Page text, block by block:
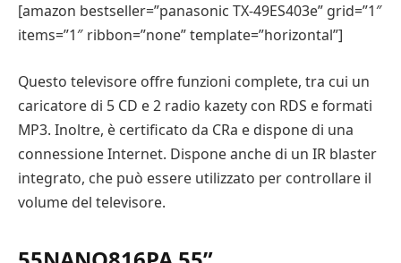
[amazon bestseller=”panasonic TX-49ES403e” grid=”1″
items=”1″ ribbon=”none” template=”horizontal”]
Questo televisore offre funzioni complete, tra cui un
caricatore di 5 CD e 2 radio kazety con RDS e formati
MP3. Inoltre, è certificato da CRa e dispone di una
connessione Internet. Dispone anche di un IR blaster
integrato, che può essere utilizzato per controllare il
volume del televisore.